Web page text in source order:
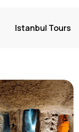
Istanbul Tours